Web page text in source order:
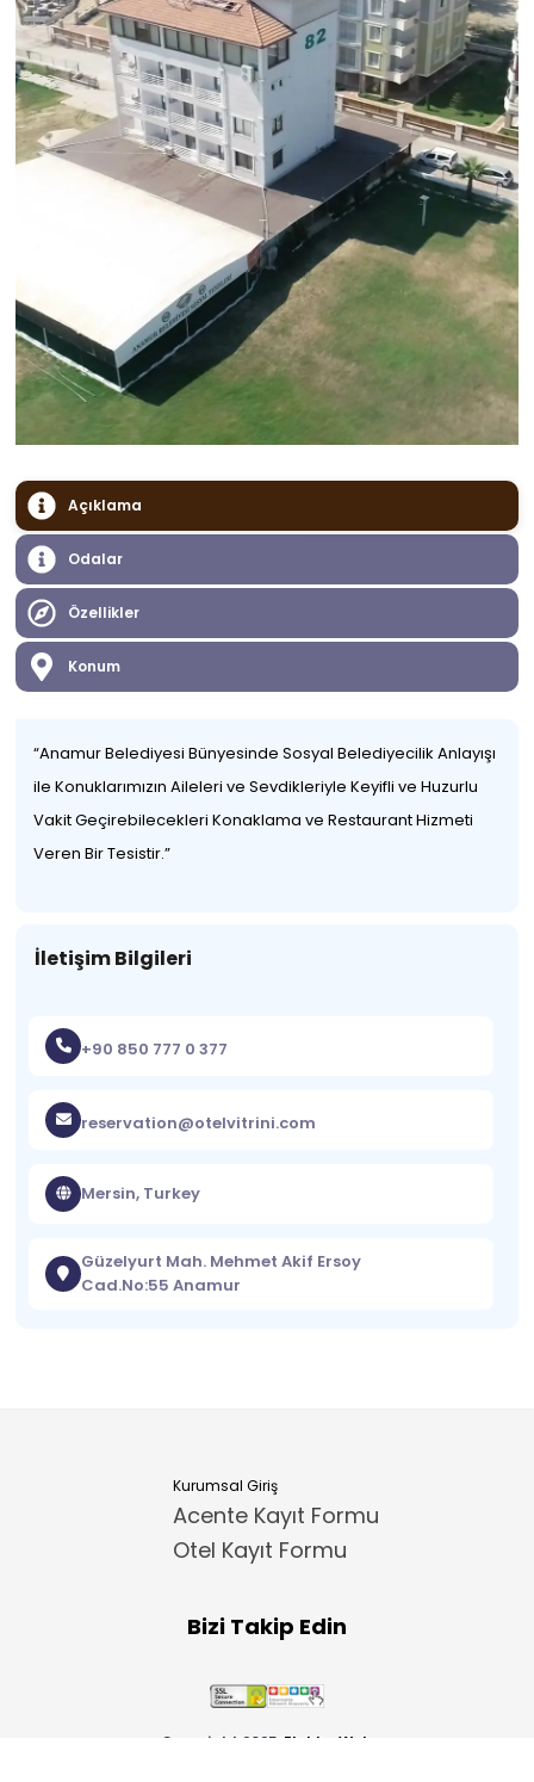
Açıklama
Odalar
Özellikler
Konum
Anamur Belediyesi Bünyesinde Sosyal Belediyecilik Anlayışı
ile Konuklarımızın Aileleri ve Sevdikleriyle Keyifli ve Huzurlu
Vakit Geçirebilecekleri Konaklama ve Restaurant Hizmeti
Veren Bir Tesistir.
İletişim Bilgileri
+90 850 777 0 377
reservation@otelvitrini.com
Mersin, Turkey
Güzelyurt Mah. Mehmet Akif Ersoy
Cad.No:55 Anamur
Kurumsal Giriş
Acente Kayıt Formu
Otel Kayıt Formu
Bizi Takip Edin
Copyright 2025 ElektraWeb